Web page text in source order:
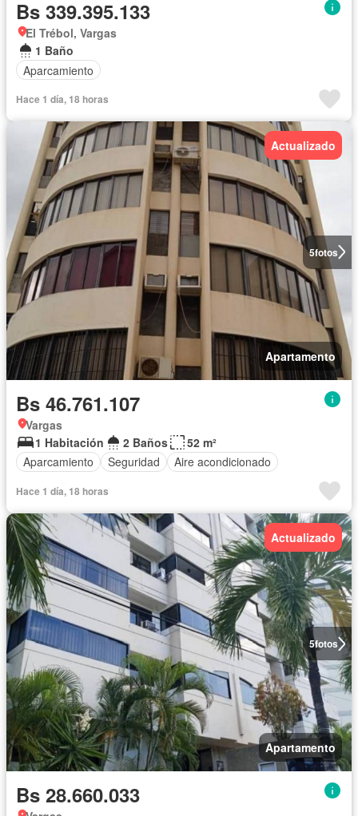
Bs 339.395.133
El Trébol, Vargas
1 Baño
Aparcamiento
Hace 1 día, 18 horas
5fotos
Actualizado
Apartamento
Bs 46.761.107
Vargas
1 Habitación
2 Baños
52 m²
Aparcamiento
Seguridad Aire acondicionado
Hace 1 día, 18 horas
5fotos
Actualizado
Apartamento
Bs 28.660.033